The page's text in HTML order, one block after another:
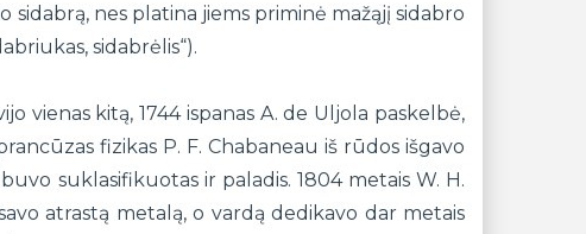
sidabrą, nes platina jiems priminė mažąjį sidabro
sidabrėlis“).
vienas kitą, 1744 ispanas A. de Uljola paskelbė,
fizikas P. F. Chabaneau iš rūdos išgavo
suklasifikuotas ir paladis. 1804 metais W. H.
atrastą metalą, o vardą dedikavo dar metais